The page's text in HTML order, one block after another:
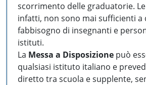
scorrimento delle graduatorie.
infatti, non sono mai sufficienti a
fabbisogno di insegnanti e
istituti.
La Messa a Disposizione può
qualsiasi istituto italiano e
diretto tra scuola e supplente,